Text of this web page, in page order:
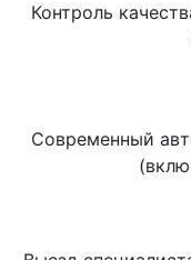
Контроль
Современный